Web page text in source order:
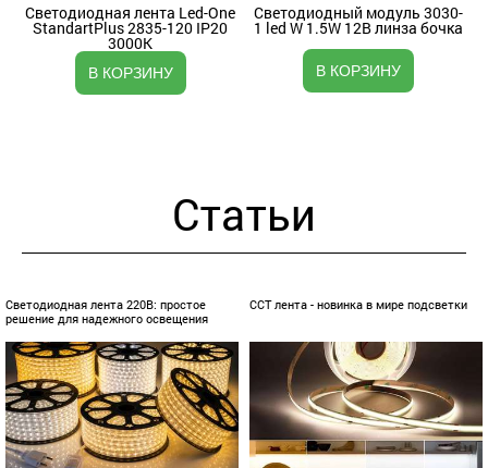
Светодиодная лента Led-One
StandartPlus 2835-120 IP20
3000K
В КОРЗИНУ
Светодиодный модуль 3030-
1 led W 1.5W 12В линза бочка
В КОРЗИНУ
Cтатьи
Светодиодная лента 220В: простое
решение для надежного освещения
CCT лента - новинка в мире подсветки